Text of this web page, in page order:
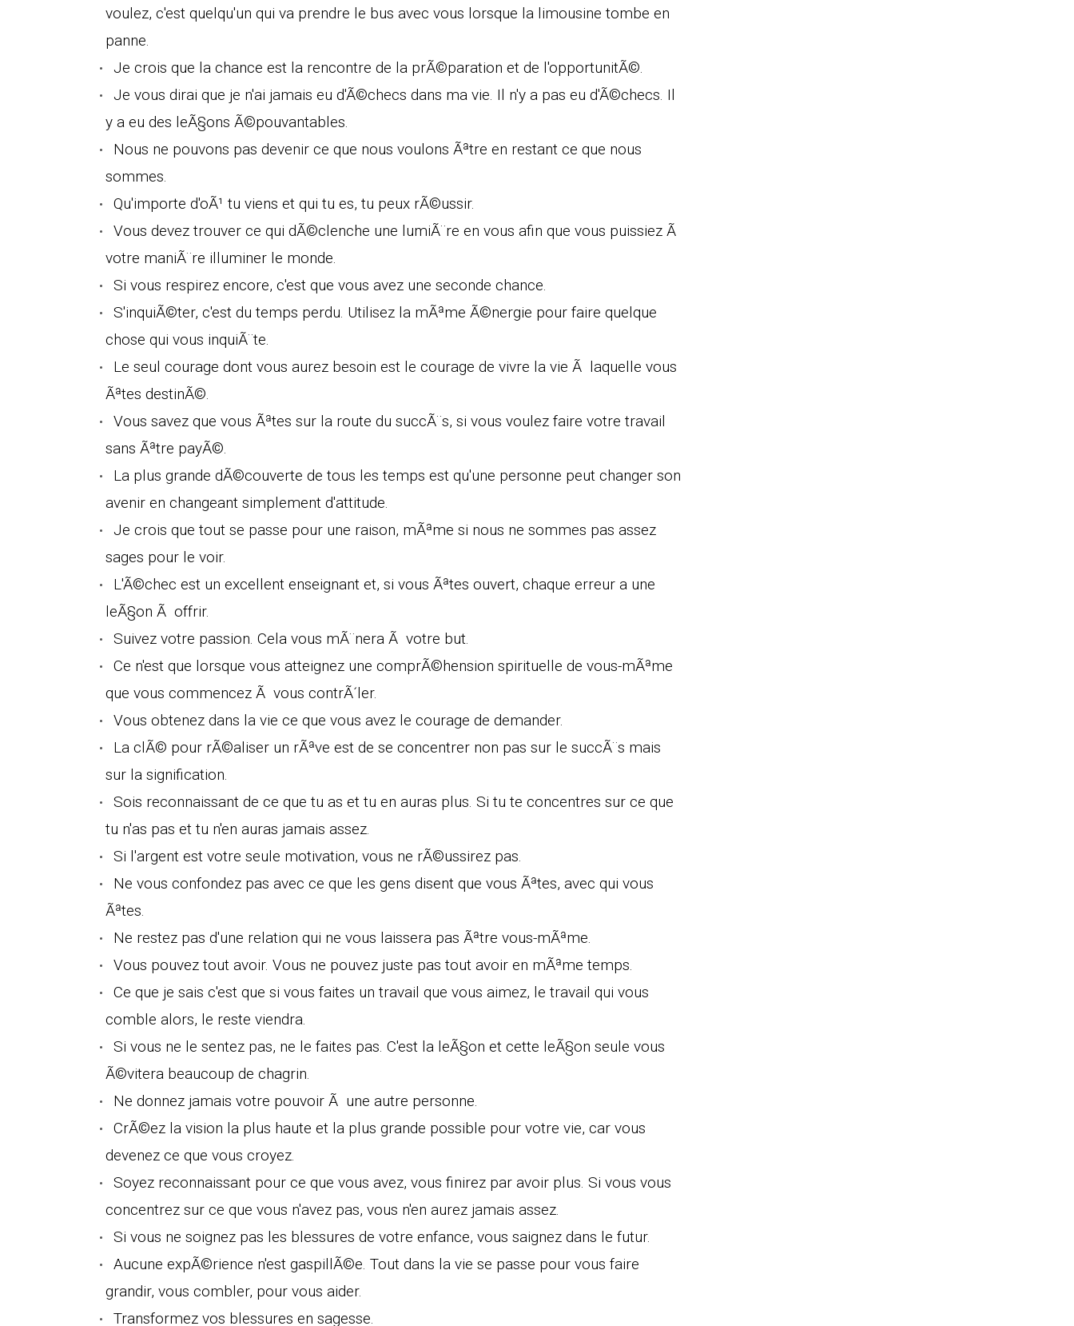
voulez, c'est quelqu'un qui va prendre le bus avec vous lorsque la limousine tombe en
panne.
Je crois que la chance est la rencontre de la prÃ©paration et de l'opportunitÃ©.
Je vous dirai que je n'ai jamais eu d'Ã©checs dans ma vie. Il n'y a pas eu d'Ã©checs. Il
y a eu des leÃ§ons Ã©pouvantables.
Nous ne pouvons pas devenir ce que nous voulons Ãªtre en restant ce que nous
sommes.
Qu'importe d'oÃ¹ tu viens et qui tu es, tu peux rÃ©ussir.
Vous devez trouver ce qui dÃ©clenche une lumiÃ¨re en vous afin que vous puissiez Ã
votre maniÃ¨re illuminer le monde.
Si vous respirez encore, c'est que vous avez une seconde chance.
S'inquiÃ©ter, c'est du temps perdu. Utilisez la mÃªme Ã©nergie pour faire quelque
chose qui vous inquiÃ¨te.
Le seul courage dont vous aurez besoin est le courage de vivre la vie Ã laquelle vous
Ãªtes destinÃ©.
Vous savez que vous Ãªtes sur la route du succÃ¨s, si vous voulez faire votre travail
sans Ãªtre payÃ©.
La plus grande dÃ©couverte de tous les temps est qu'une personne peut changer son
avenir en changeant simplement d'attitude.
Je crois que tout se passe pour une raison, mÃªme si nous ne sommes pas assez
sages pour le voir.
L'Ã©chec est un excellent enseignant et, si vous Ãªtes ouvert, chaque erreur a une
leÃ§on Ã offrir.
Suivez votre passion. Cela vous mÃ¨nera Ã votre but.
Ce n'est que lorsque vous atteignez une comprÃ©hension spirituelle de vous-mÃªme
que vous commencez Ã vous contrÃ´ler.
Vous obtenez dans la vie ce que vous avez le courage de demander.
La clÃ© pour rÃ©aliser un rÃªve est de se concentrer non pas sur le succÃ¨s mais
sur la signification.
Sois reconnaissant de ce que tu as et tu en auras plus. Si tu te concentres sur ce que
tu n'as pas et tu n'en auras jamais assez.
Si l'argent est votre seule motivation, vous ne rÃ©ussirez pas.
Ne vous confondez pas avec ce que les gens disent que vous Ãªtes, avec qui vous
Ãªtes.
Ne restez pas d'une relation qui ne vous laissera pas Ãªtre vous-mÃªme.
Vous pouvez tout avoir. Vous ne pouvez juste pas tout avoir en mÃªme temps.
Ce que je sais c'est que si vous faites un travail que vous aimez, le travail qui vous
comble alors, le reste viendra.
Si vous ne le sentez pas, ne le faites pas. C'est la leÃ§on et cette leÃ§on seule vous
Ã©vitera beaucoup de chagrin.
Ne donnez jamais votre pouvoir Ã une autre personne.
CrÃ©ez la vision la plus haute et la plus grande possible pour votre vie, car vous
devenez ce que vous croyez.
Soyez reconnaissant pour ce que vous avez, vous finirez par avoir plus. Si vous vous
concentrez sur ce que vous n'avez pas, vous n'en aurez jamais assez.
Si vous ne soignez pas les blessures de votre enfance, vous saignez dans le futur.
Aucune expÃ©rience n'est gaspillÃ©e. Tout dans la vie se passe pour vous faire
grandir, vous combler, pour vous aider.
Transformez vos blessures en sagesse.